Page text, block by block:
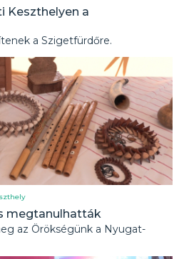
Keszthelyen a
a Szigetfürdőre.
megtanulhatták
az Örökségünk a Nyugat-